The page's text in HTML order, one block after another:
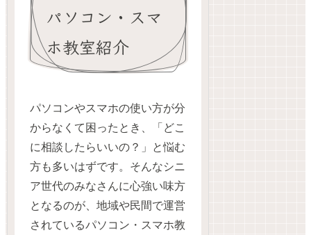
パソコン・スマ
ホ教室紹介
パソコンやスマホの使い方が分
からなくて困ったとき、「どこ
に相談したらいいの？」と悩む
方も多いはずです。そんなシニ
ア世代のみなさんに心強い味方
となるのが、地域や民間で運営
されているパソコン・スマホ教